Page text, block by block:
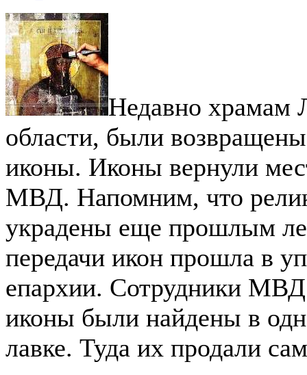
Недавно храмам
области, были
иконы. Иконы вернули
МВД. Напомним, что
украдены еще прошлым
передачи икон прошла в
епархии. Сотрудники МВД
иконы были найдены в
лавке. Туда их продали